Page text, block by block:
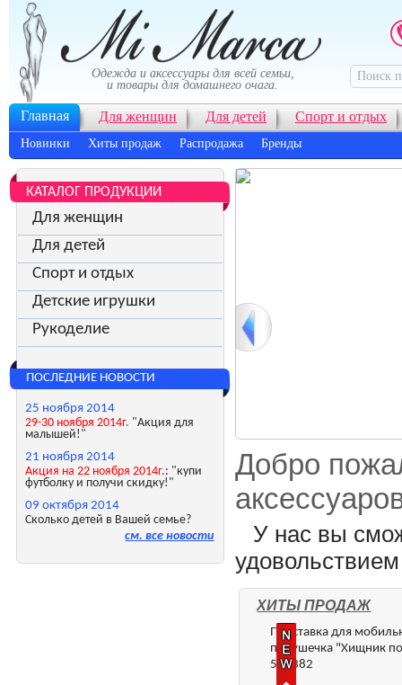
Одежда и аксессуары для всей семьи,
и товары для домашнего очага.
Главная Для женщин Для детей Спорт и отдых
Новинки Хиты продаж Распродажа Бренды
КАТАЛОГ ПРОДУКЦИИ
Для женщин
Для детей
Спорт и отдых
Детские игрушки
Рукоделие
ПОСЛЕДНИЕ НОВОСТИ
25 ноября 2014
29-30 ноября 2014г. "Акция для
малышей!"
21 ноября 2014
Акция на 22 ноября 2014г.: "купи
футболку и получи скидку!"
09 октября 2014
Сколько детей в Вашей семье?
см. все новости
Добро
У нас вы
ХИТЫ ПРОДАЖ
Подставка для
подушечка "Хищник
597382